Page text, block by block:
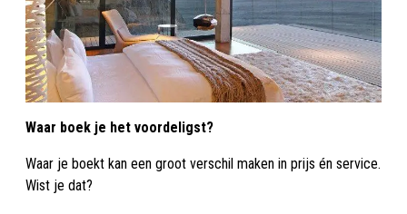
Waar boek je het voordeligst?
Waar je boekt kan een groot verschil maken in prijs én service.
Wist je dat?